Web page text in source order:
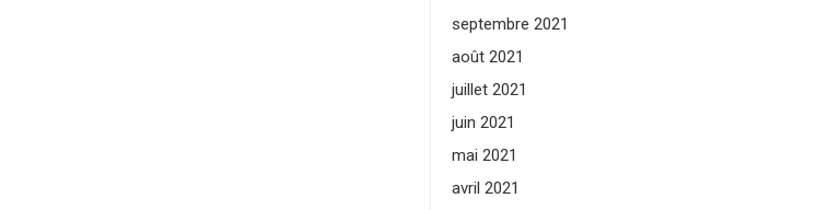
septembre 2021
août 2021
juillet 2021
juin 2021
mai 2021
avril 2021